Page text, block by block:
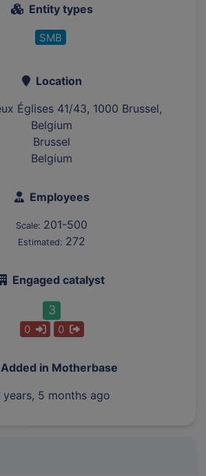
Entity types
SMB
Location
Églises 41/43, 1000 Brussel,
Belgium
Brussel
Belgium
Employees
Scale: 201-500
Estimated: 272
Engaged catalyst
3
0 0
Added in Motherbase
years, 5 months ago